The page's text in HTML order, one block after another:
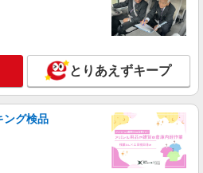
とりあえずキープ
ング検品